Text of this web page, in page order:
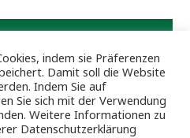
indem sie Präferenzen
Damit soll die Website
Indem Sie auf
Sie sich mit der Verwendung
Weitere Informationen zu
Datenschutzerklärung